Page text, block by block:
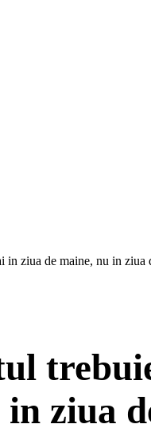
in ziua de maine, nu in ziua
ziua